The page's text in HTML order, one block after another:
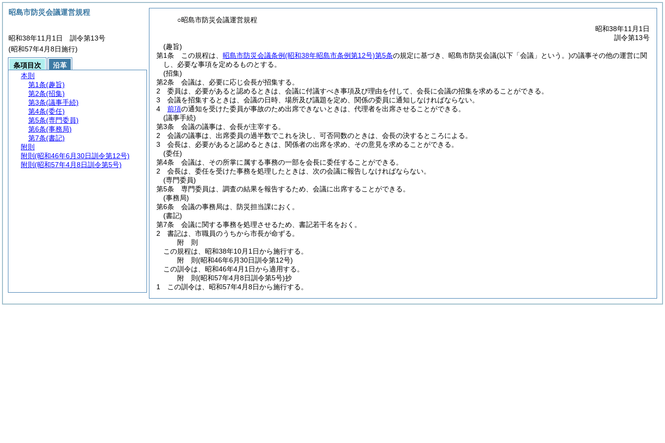
○昭島市防災会議運営規程
昭和38年11月1日
訓令第13号
(趣旨)
第1条
この規程は、 昭島市防災会議条例(昭和38年昭島市条例第12号)第5条の規定に基づき、昭島市防災会議(以下「会議」という。)の議事その他の運営に関
し、必要な事項を定めるものとする。
(招集)
第2条
会議は、必要に応じ会長が招集する。
2
委員は、必要があると認めるときは、会議に付議すべき事項及び理由を付して、会長に会議の招集を求めることができる。
3
会議を招集するときは、会議の日時、場所及び議題を定め、関係の委員に通知しなければならない。
4
前項の通知を受けた委員が事故のため出席できないときは、代理者を出席させることができる。
(議事手続)
第3条
会議の議事は、会長が主宰する。
2
会議の議事は、出席委員の過半数でこれを決し、可否同数のときは、会長の決するところによる。
3
会長は、必要があると認めるときは、関係者の出席を求め、その意見を求めることができる。
(委任)
第4条
会議は、その所掌に属する事務の一部を会長に委任することができる。
2
会長は、委任を受けた事務を処理したときは、次の会議に報告しなければならない。
(専門委員)
第5条
専門委員は、調査の結果を報告するため、会議に出席することができる。
(事務局)
第6条
会議の事務局は、防災担当課におく。
(書記)
第7条
会議に関する事務を処理させるため、書記若干名をおく。
2
書記は、市職員のうちから市長が命ずる。
附 則
この規程は、昭和38年10月1日から施行する。
附 則(昭和46年6月30日訓令第12号)
この訓令は、昭和46年4月1日から適用する。
附 則(昭和57年4月8日訓令第5号)抄
1
この訓令は、昭和57年4月8日から施行する。
昭島市防災会議運営規程
昭和38年11月1日 訓令第13号
(昭和57年4月8日施行)
条項目次
沿革
本則
第1条(趣旨)
第2条(招集)
第3条(議事手続)
第4条(委任)
第5条(専門委員)
第6条(事務局)
第7条(書記)
附則
附則 (昭和46年6月30日訓令第12号)
附則 (昭和57年4月8日訓令第5号)